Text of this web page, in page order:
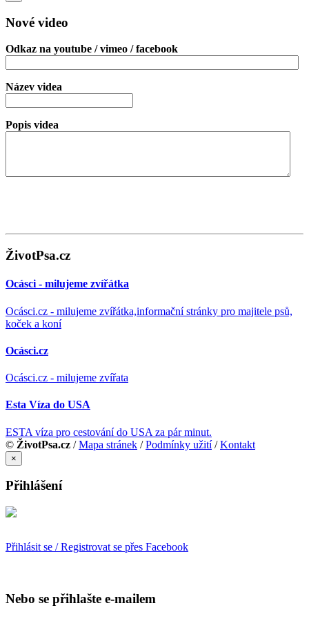
Nové video
Odkaz na youtube / vimeo / facebook
Název videa
Popis videa
ŽivotPsa.cz
Ocásci - milujeme zvířátka
Ocásci.cz - milujeme zvířátka,informační stránky pro majitele psů,
koček a koní
Ocásci.cz
Ocásci.cz - milujeme zvířata
Esta Víza do USA
ESTA víza pro cestování do USA za pár minut.
© ŽivotPsa.cz /Mapa stránek /Podmínky užití/Kontakt
×
Přihlášení
Přihlásit se / Registrovat se přes Facebook
Nebo se přihlašte e-mailem